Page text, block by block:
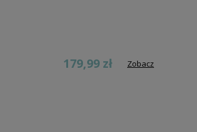
179,99 zł Zobacz